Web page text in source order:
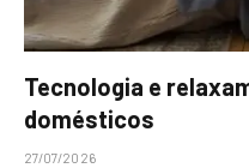
Tecnologia e
domésticos
27/07/2026